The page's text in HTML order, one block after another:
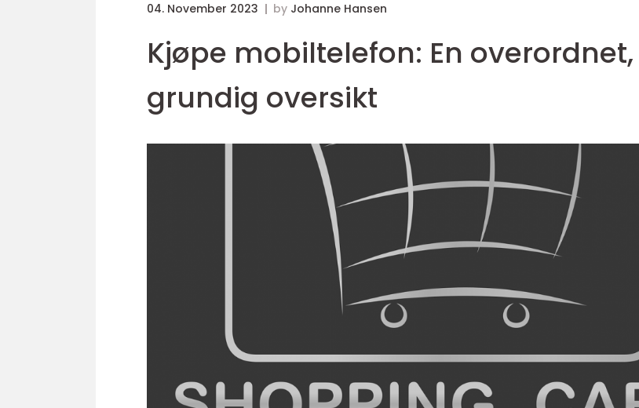
04. November 2023 by Johanne Hansen
Kjøpe mobiltelefon: En overordnet,
grundig oversikt